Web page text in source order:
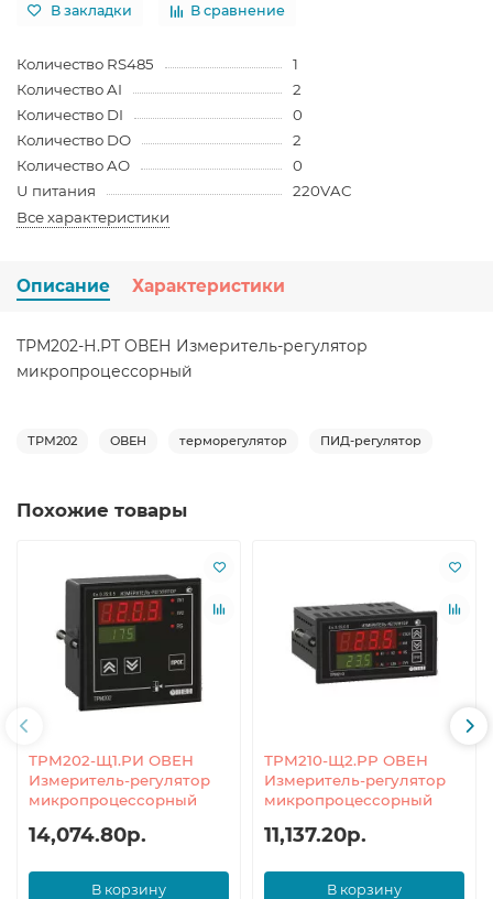
В закладки В сравнение
Количество RS485
1
Количество AI
2
Количество DI
0
Количество DO
2
Количество AO
0
U питания
220VAC
Все характеристики
Описание Характеристики
ТРМ202-Н.РТ ОВЕН Измеритель-регулятор
микропроцессорный
ТРМ202 ОВЕН терморегулятор ПИД-регулятор
Похожие товары
ТРМ202-Щ1.РИ ОВЕН
Измеритель-регулятор
микропроцессорный
14,074.80р.
В корзину
ТРМ210-Щ2.РР ОВЕН
Измеритель-регулятор
микропроцессорный
11,137.20р.
В корзину